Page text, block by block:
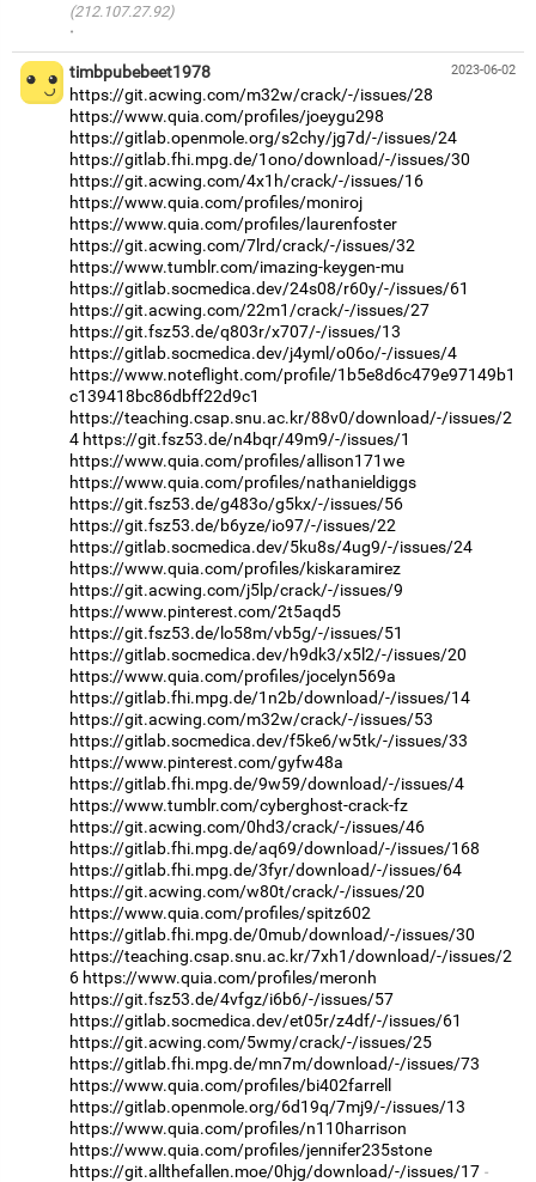
(212.107.27.92)
·
2023-06-02
timbpubebeet1978
https://git.acwing.com/m32w/crack/-/issues/28
https://www.quia.com/profiles/joeygu298
https://gitlab.openmole.org/s2chy/jg7d/-/issues/24
https://gitlab.fhi.mpg.de/1ono/download/-/issues/30
https://git.acwing.com/4x1h/crack/-/issues/16
https://www.quia.com/profiles/moniroj
https://www.quia.com/profiles/laurenfoster
https://git.acwing.com/7lrd/crack/-/issues/32
https://www.tumblr.com/imazing-keygen-mu
https://gitlab.socmedica.dev/24s08/r60y/-/issues/61
https://git.acwing.com/22m1/crack/-/issues/27
https://git.fsz53.de/q803r/x707/-/issues/13
https://gitlab.socmedica.dev/j4yml/o06o/-/issues/4
https://www.noteflight.com/profile/1b5e8d6c479e97149b1
c139418bc86dbff22d9c1
https://teaching.csap.snu.ac.kr/88v0/download/-/issues/2
4 https://git.fsz53.de/n4bqr/49m9/-/issues/1
https://www.quia.com/profiles/allison171we
https://www.quia.com/profiles/nathanieldiggs
https://git.fsz53.de/g483o/g5kx/-/issues/56
https://git.fsz53.de/b6yze/io97/-/issues/22
https://gitlab.socmedica.dev/5ku8s/4ug9/-/issues/24
https://www.quia.com/profiles/kiskaramirez
https://git.acwing.com/j5lp/crack/-/issues/9
https://www.pinterest.com/2t5aqd5
https://git.fsz53.de/lo58m/vb5g/-/issues/51
https://gitlab.socmedica.dev/h9dk3/x5l2/-/issues/20
https://www.quia.com/profiles/jocelyn569a
https://gitlab.fhi.mpg.de/1n2b/download/-/issues/14
https://git.acwing.com/m32w/crack/-/issues/53
https://gitlab.socmedica.dev/f5ke6/w5tk/-/issues/33
https://www.pinterest.com/gyfw48a
https://gitlab.fhi.mpg.de/9w59/download/-/issues/4
https://www.tumblr.com/cyberghost-crack-fz
https://git.acwing.com/0hd3/crack/-/issues/46
https://gitlab.fhi.mpg.de/aq69/download/-/issues/168
https://gitlab.fhi.mpg.de/3fyr/download/-/issues/64
https://git.acwing.com/w80t/crack/-/issues/20
https://www.quia.com/profiles/spitz602
https://gitlab.fhi.mpg.de/0mub/download/-/issues/30
https://teaching.csap.snu.ac.kr/7xh1/download/-/issues/2
6 https://www.quia.com/profiles/meronh
https://git.fsz53.de/4vfgz/i6b6/-/issues/57
https://gitlab.socmedica.dev/et05r/z4df/-/issues/61
https://git.acwing.com/5wmy/crack/-/issues/25
https://gitlab.fhi.mpg.de/mn7m/download/-/issues/73
https://www.quia.com/profiles/bi402farrell
https://gitlab.openmole.org/6d19q/7mj9/-/issues/13
https://www.quia.com/profiles/n110harrison
https://www.quia.com/profiles/jennifer235stone
https://git.allthefallen.moe/0hjg/download/-/issues/17